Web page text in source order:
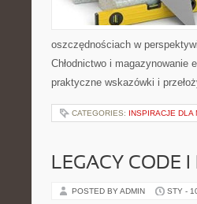
oszczędnościach w
Chłodnictwo i
praktyczne wskazówki i
CATEGORIES: INSPIRACJE DLA
LEGACY CODE
POSTED BY ADMIN STY -